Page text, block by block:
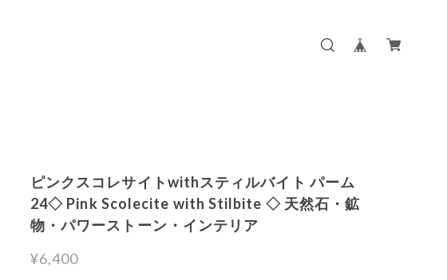
ピンクスコレサイトwithスティルバイト パーム
24◇ Pink Scolecite with Stilbite ◇ 天然石・鉱
物・パワーストーン・インテリア
¥6,400